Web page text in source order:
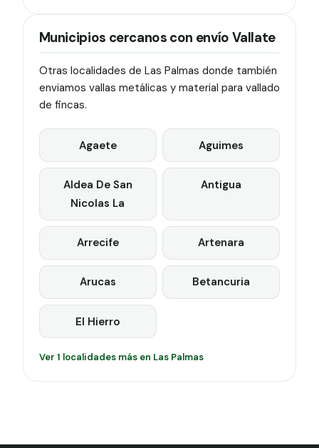
Municipios cercanos con envío Vallate
Otras localidades de Las Palmas donde también
enviamos vallas metálicas y material para vallado
de fincas.
Agaete Aguimes
Aldea De San
Nicolas La
Antigua
Arrecife Artenara
Arucas Betancuria
El Hierro
Ver 1 localidades más en Las Palmas